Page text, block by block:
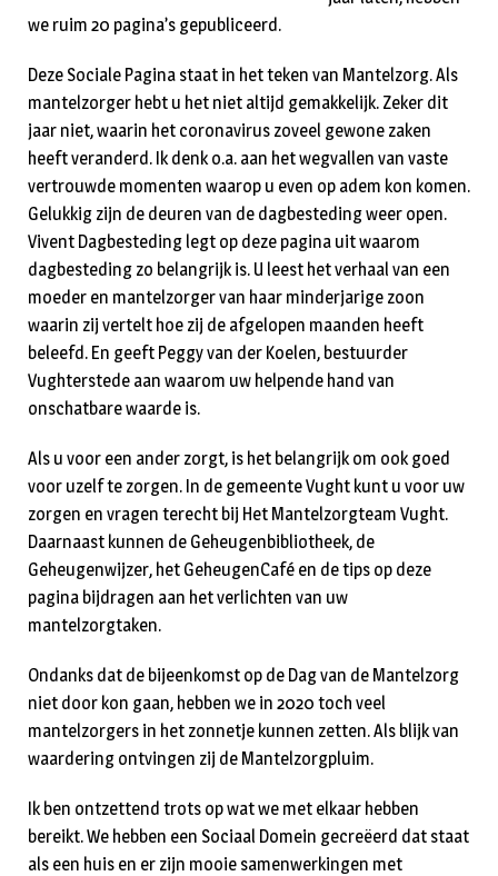
we ruim 20 pagina’s gepubliceerd.
Deze Sociale Pagina staat in het teken van Mantelzorg. Als
mantelzorger hebt u het niet altijd gemakkelijk. Zeker dit
jaar niet, waarin het coronavirus zoveel gewone zaken
heeft veranderd. Ik denk o.a. aan het wegvallen van vaste
vertrouwde momenten waarop u even op adem kon komen.
Gelukkig zijn de deuren van de dagbesteding weer open.
Vivent Dagbesteding legt op deze pagina uit waarom
dagbesteding zo belangrijk is. U leest het verhaal van een
moeder en mantelzorger van haar minderjarige zoon
waarin zij vertelt hoe zij de afgelopen maanden heeft
beleefd. En geeft Peggy van der Koelen, bestuurder
Vughterstede aan waarom uw helpende hand van
onschatbare waarde is.
Als u voor een ander zorgt, is het belangrijk om ook goed
voor uzelf te zorgen. In de gemeente Vught kunt u voor uw
zorgen en vragen terecht bij Het Mantelzorgteam Vught.
Daarnaast kunnen de Geheugenbibliotheek, de
Geheugenwijzer, het GeheugenCafé en de tips op deze
pagina bijdragen aan het verlichten van uw
mantelzorgtaken.
Ondanks dat de bijeenkomst op de Dag van de Mantelzorg
niet door kon gaan, hebben we in 2020 toch veel
mantelzorgers in het zonnetje kunnen zetten. Als blijk van
waardering ontvingen zij de Mantelzorgpluim.
Ik ben ontzettend trots op wat we met elkaar hebben
bereikt. We hebben een Sociaal Domein gecreëerd dat staat
als een huis en er zijn mooie samenwerkingen met